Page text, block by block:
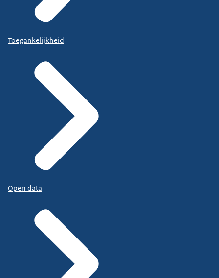
Toegankelijkheid
Open data